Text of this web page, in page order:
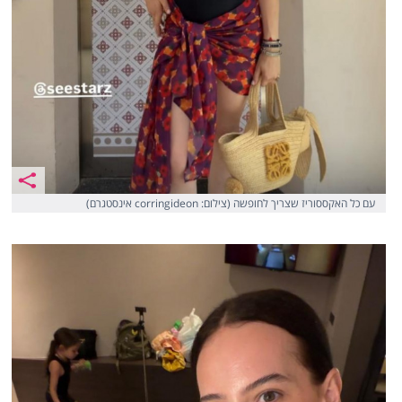
עם כל האקססוריז שצריך לחופשה (צילום: corringideon אינסטגרם)